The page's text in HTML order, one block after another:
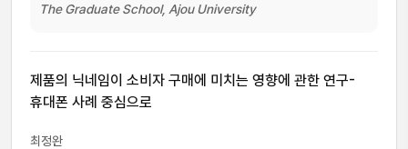
The Graduate School, Ajou University
제품의 닉네임이 소비자 구매에 미치는 영향에 관한 연구-
휴대폰 사례 중심으로
최정완